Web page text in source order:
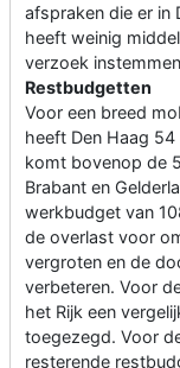
afspraken die er in
heeft weinig
verzoek
Restbudgetten
Voor een breed
heeft Den Haag
komt bovenop de
Brabant en
werkbudget van
de overlast voor
vergroten en de
verbeteren. Voor
het Rijk een
toegezegd. Voor
resterende